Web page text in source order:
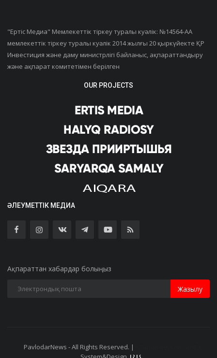
"Ертiс Медиа" Мемлекеттік тіркеу туралы куәлік: №14564-АА
мемлекеттік тіркеу туралы куәлік 2014 жылғы 20 қыркүйекте ҚР
Инвестиция және даму министрлігі байланыс, ақпараттандыру
және ақпарат комитетімен берілген
OUR PROJECTS
ӘЛЕУМЕТТІК МЕДИА
Ақпараттан хабардар болыңыз
Жазылу
PavlodarNews - All Rights Reserved. |